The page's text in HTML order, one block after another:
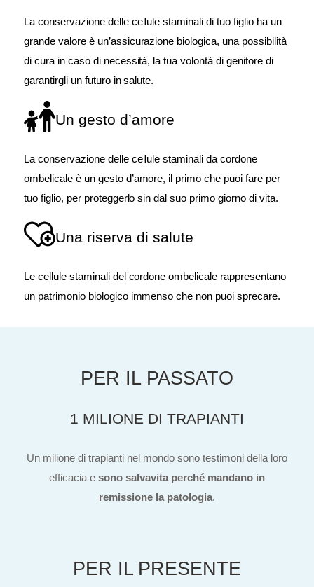
La conservazione delle cellule staminali di tuo figlio ha un
grande valore è un’assicurazione biologica, una possibilità
di cura in caso di necessità, la tua volontà di genitore di
garantirgli un futuro in salute.
Un gesto d’amore
La conservazione delle cellule staminali da cordone
ombelicale è un gesto d’amore, il primo che puoi fare per
tuo figlio, per proteggerlo sin dal suo primo giorno di vita.
Una riserva di salute
Le cellule staminali del cordone ombelicale rappresentano
un patrimonio biologico immenso che non puoi sprecare.
PER IL PASSATO
1 MILIONE DI TRAPIANTI
Un milione di trapianti nel mondo sono testimoni della loro
efficacia esono salvavita perché mandano in
remissione la patologia.
PER IL PRESENTE